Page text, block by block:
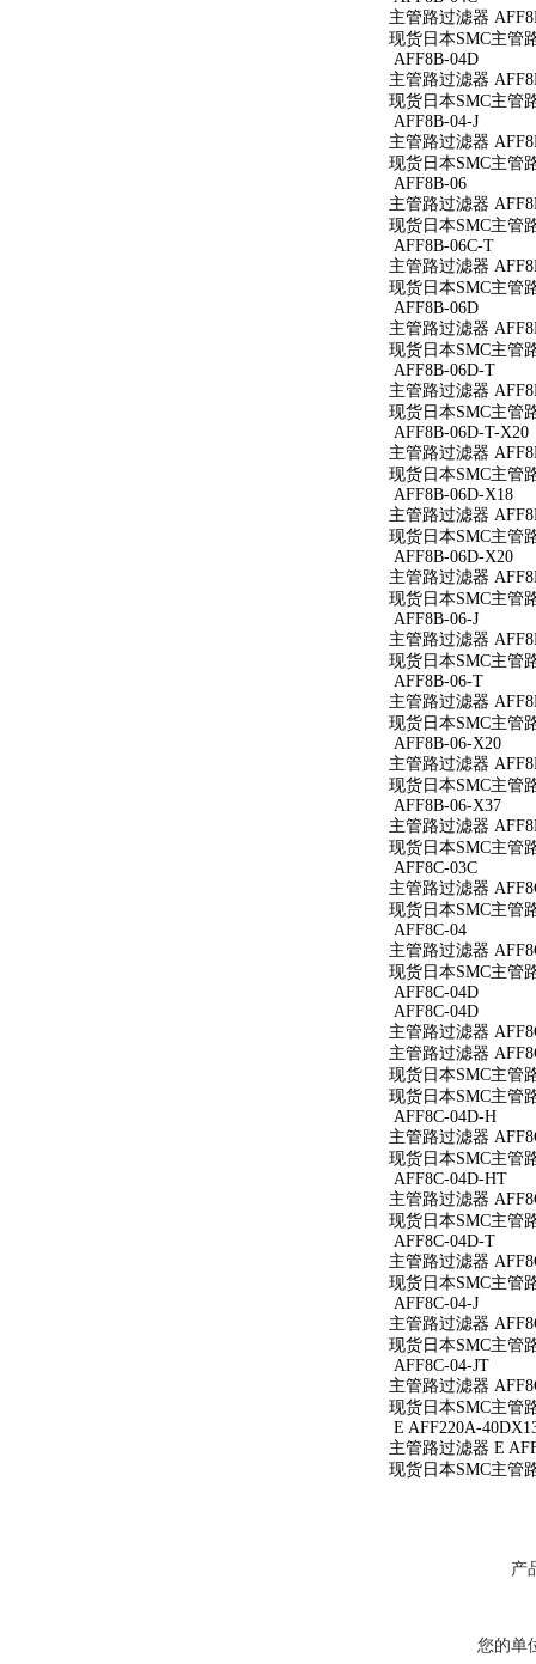
主管路过滤器
现货日本SMC主管
AFF8B-04D
主管路过滤器
现货日本SMC主管
AFF8B-04-J
主管路过滤器
现货日本SMC主管
AFF8B-06
主管路过滤器
现货日本SMC主管
AFF8B-06C-T
主管路过滤器
现货日本SMC主管
AFF8B-06D
主管路过滤器
现货日本SMC主管
AFF8B-06D-T
主管路过滤器
现货日本SMC主管
AFF8B-06D-T-X20
主管路过滤器
现货日本SMC主管
AFF8B-06D-X18
主管路过滤器
现货日本SMC主管
AFF8B-06D-X20
主管路过滤器
现货日本SMC主管
AFF8B-06-J
主管路过滤器
现货日本SMC主管
AFF8B-06-T
主管路过滤器
现货日本SMC主管
AFF8B-06-X20
主管路过滤器
现货日本SMC主管
AFF8B-06-X37
主管路过滤器
现货日本SMC主管
AFF8C-03C
主管路过滤器
现货日本SMC主管
AFF8C-04
主管路过滤器
现货日本SMC主管
AFF8C-04D
AFF8C-04D
主管路过滤器
主管路过滤器
现货日本SMC主管
现货日本SMC主管
AFF8C-04D-H
主管路过滤器
现货日本SMC主管
AFF8C-04D-HT
主管路过滤器
现货日本SMC主管
AFF8C-04D-T
主管路过滤器
现货日本SMC主管
AFF8C-04-J
主管路过滤器
现货日本SMC主管
AFF8C-04-JT
主管路过滤器
现货日本SMC主管
E AFF220A-
主管路过滤器 E
现货日本SMC主管
产
您的单